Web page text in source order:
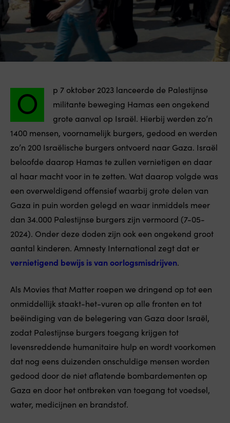
O
p 7 oktober 2023 lanceerde de Palestijnse
militante beweging Hamas een ongekend
grote aanval op Israël. Hierbij werden zo’n
1400 mensen, voornamelijk burgers, gedood en werden
zo’n 200 Israëlische burgers ontvoerd naar Gaza. Israël
beloofde daarop Hamas te zullen vernietigen en daar
al haar macht voor in te zetten. Wat daarop volgde was
een overweldigend offensief waarbij grote delen van
Gaza in puin worden gelegd en waar inmiddels meer
dan 34.000 Palestijnse burgers zijn vermoord (7-05-
2024). Onder deze doden zijn ook een ongekend groot
aantal kinderen. Amnesty International zegt dat er
vernietigend bewijs is van oorlogsmisdrijven.
Als Movies that Matter roepen we dringend op tot een
onmiddellijk staakt-het-vuren op alle fronten en tot
beëindiging van de belegering van Gaza door Israël,
zodat Palestijnse burgers toegang krijgen tot
levensreddende humanitaire hulp en wordt voorkomen
dat nog eens duizenden onschuldige mensen worden
gedood door de niet aflatende bombardementen op
Gaza en door het ontbreken van toegang tot voedsel,
water, medicijnen en brandstof.